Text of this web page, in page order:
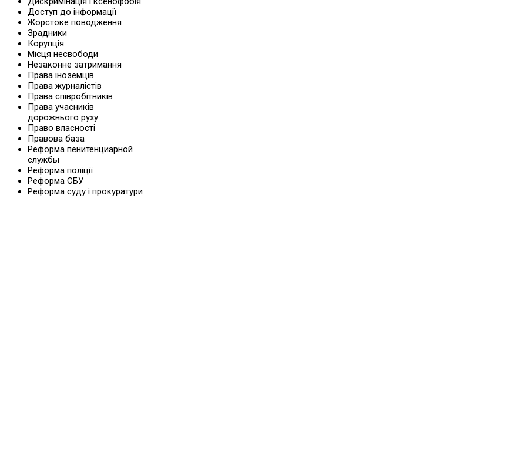
Доступ до інформації
Жорстоке поводження
Зрадники
Корупція
Місця несвободи
Незаконне затримання
Права іноземців
Права журналістів
Права співробітників
Права учасників
дорожнього руху
Право власності
Правова база
Реформа пенитенциарной
службы
Реформа поліції
Реформа СБУ
Реформа суду і прокуратури